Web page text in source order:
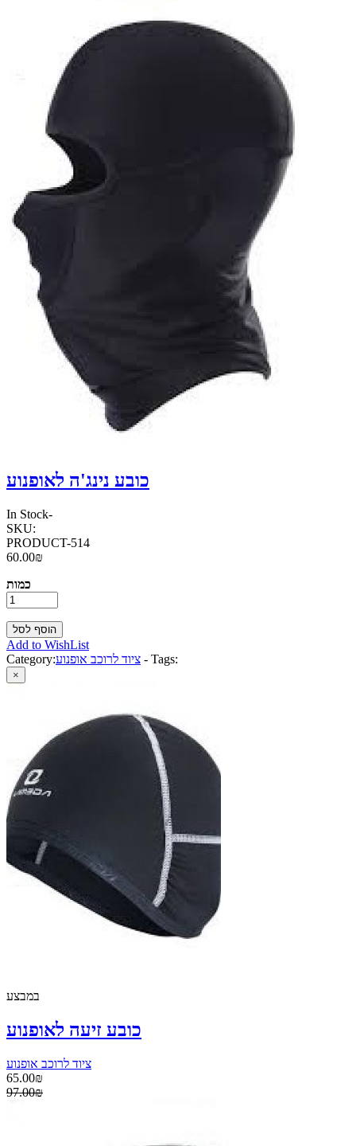
כובע נינג'ה לאופנוע
In Stock-
SKU:
PRODUCT-514
60.00₪
כמות
Add to WishList
Category:ציוד לרוכב אופנוע - Tags:
×
במבצע
כובע זיעה לאופנוע
ציוד לרוכב אופנוע
65.00₪
97.00₪